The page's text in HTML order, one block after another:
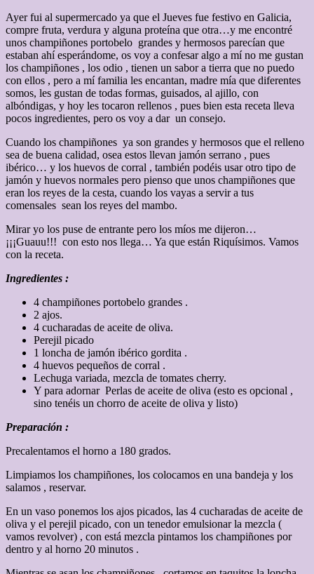
Ayer fui al supermercado ya que el Jueves fue festivo en Galicia,
compre fruta, verdura y alguna proteína que otra…y me encontré
unos champiñones portobelo grandes y hermosos parecían que
estaban ahí esperándome, os voy a confesar algo a mí no me gustan
los champiñones , los odio , tienen un sabor a tierra que no puedo
con ellos , pero a mí familia les encantan, madre mía que diferentes
somos, les gustan de todas formas, guisados, al ajillo, con
albóndigas, y hoy les tocaron rellenos , pues bien esta receta lleva
pocos ingredientes, pero os voy a dar un consejo.
Cuando los champiñones ya son grandes y hermosos que el relleno
sea de buena calidad, osea estos llevan jamón serrano , pues
ibérico… y los huevos de corral , también podéis usar otro tipo de
jamón y huevos normales pero pienso que unos champiñones que
eran los reyes de la cesta, cuando los vayas a servir a tus
comensales sean los reyes del mambo.
Mirar yo los puse de entrante pero los míos me dijeron…
¡¡¡Guauu!!! con esto nos llega… Ya que están Riquísimos. Vamos
con la receta.
Ingredientes :
4 champiñones portobelo grandes .
2 ajos.
4 cucharadas de aceite de oliva.
Perejil picado
1 loncha de jamón ibérico gordita .
4 huevos pequeños de corral .
Lechuga variada, mezcla de tomates cherry.
Y para adornar Perlas de aceite de oliva (esto es opcional ,
sino tenéis un chorro de aceite de oliva y listo)
Preparación :
Precalentamos el horno a 180 grados.
Limpiamos los champiñones, los colocamos en una bandeja y los
salamos , reservar.
En un vaso ponemos los ajos picados, las 4 cucharadas de aceite de
oliva y el perejil picado, con un tenedor emulsionar la mezcla (
vamos revolver) , con está mezcla pintamos los champiñones por
dentro y al horno 20 minutos .